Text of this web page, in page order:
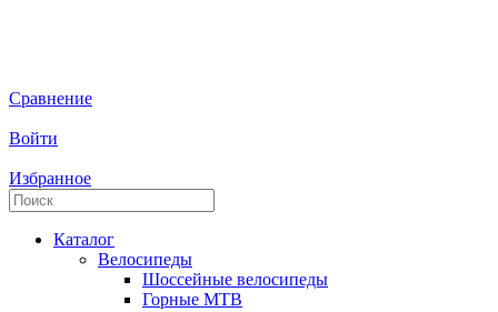
Сравнение
Войти
Избранное
Каталог
Велосипеды
Шоссейные велосипеды
Горные МTB